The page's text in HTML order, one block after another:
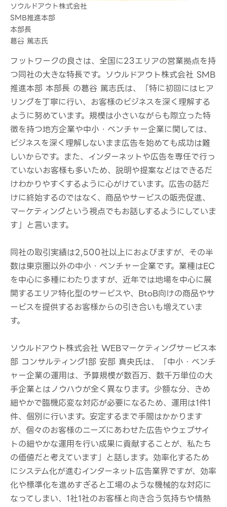
ソウルドアウト株式会社
SMB推進本部
本部長
葛谷 篤志氏
フットワークの良さは、全国に23エリアの営業拠点を持
つ同社の大きな特長です。ソウルドアウト株式会社 SMB
推進本部 本部長 の葛谷 篤志氏は、「特に初回にはヒア
リングを丁寧に行い、お客様のビジネスを深く理解する
ように努めています。規模は小さいながらも際立った特
徴を持つ地方企業や中小・ベンチャー企業に関しては、
ビジネスを深く理解しないまま広告を始めても成功は難
しいからです。また、インターネットや広告を専任で行っ
ていないお客様も多いため、説明や提案などはできるだ
けわかりやすくするように心がけています。広告の話だ
けに終始するのではなく、商品やサービスの販売促進、
マーケティングという視点でもお話しするようにしていま
す」と言います。
同社の取引実績は2,500社以上におよびますが、その半
数は東京圏以外の中小・ベンチャー企業です。業種はEC
を中心に多種にわたりますが、近年では地場を中心に展
開するエリア特化型のサービスや、BtoB向けの商品やサ
ービスを提供するお客様からの引き合いも増えていま
す。
ソウルドアウト株式会社 WEBマーケティングサービス本
部 コンサルティング1部 安部 真央氏は、「中小・ベンチ
ャー企業の運用は、予算規模が数百万、数千万単位の大
手企業とはノウハウが全く異なります。少額な分、きめ
細やかで臨機応変な対応が必要になるため、運用は1件1
件、個別に行います。安定するまで手間はかかります
が、個々のお客様のニーズにあわせた広告やウェブサイ
トの細やかな運用を行い成果に貢献することが、私たち
の価値だと考えています」と話します。効率化するため
にシステム化が進むインターネット広告業界ですが、効率
化や標準化を進めすぎると工場のような機械的な対応に
なってしまい、1社1社のお客様と向き合う気持ちや情熱